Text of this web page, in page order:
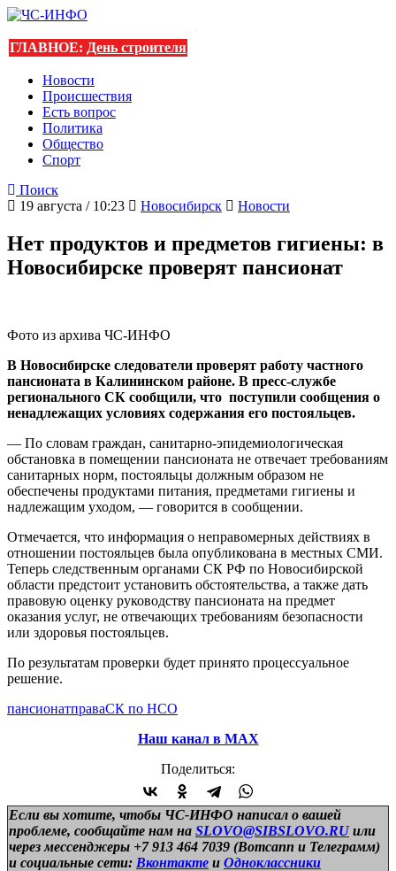
ГЛАВНОЕ: День строителя
Новости
Происшествия
Есть вопрос
Политика
Общество
Спорт
Поиск
19 августа / 10:23
Новосибирск Новости
Нет продуктов и предметов гигиены: в
Новосибирске проверят пансионат
Фото из архива ЧС-ИНФО
В Новосибирске следователи проверят работу частного
пансионата в Калининском районе. В пресс-службе
регионального СК сообщили, что поступили сообщения о
ненадлежащих условиях содержания его постояльцев.
— По словам граждан, санитарно-эпидемиологическая
обстановка в помещении пансионата не отвечает требованиям
санитарных норм, постояльцы должным образом не
обеспечены продуктами питания, предметами гигиены и
надлежащим уходом, — говорится в сообщении.
Отмечается, что информация о неправомерных действиях в
отношении постояльцев была опубликована в местных СМИ.
Теперь следственным органами СК РФ по Новосибирской
области предстоит установить обстоятельства, а также дать
правовую оценку руководству пансионата на предмет
оказания услуг, не отвечающих требованиям безопасности
или здоровья постояльцев.
По результатам проверки будет принято процессуальное
решение.
пансионатправаСК по НСО
Наш канал в МАХ
Поделиться:
Если вы хотите, чтобы ЧС-ИНФО написал о вашей
проблеме, сообщайте нам на SLOVO@SIBSLOVO.RU или
через мессенджеры +7 913 464 7039 (Вотсапп и Телеграмм)
и социальные сети: Вконтакте и Одноклассники